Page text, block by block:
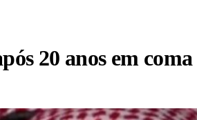
20 anos em coma